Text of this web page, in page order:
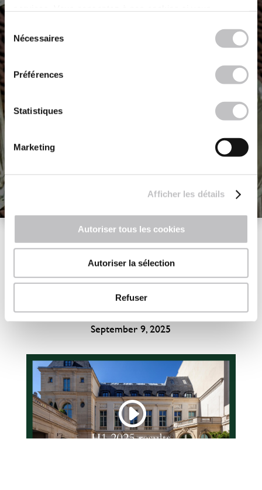
Sélection
du
consentement
Nécessaires
Préférences
Statistiques
Marketing
Afficher les détails
Autoriser tous les cookies
Autoriser la sélection
Refuser
H1 2025 results replay (in french)
September 9, 2025